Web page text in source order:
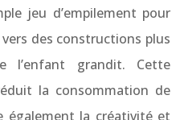
jeu d’empilement pour
des constructions plus
l’enfant grandit. Cette
la consommation de
également la créativité et